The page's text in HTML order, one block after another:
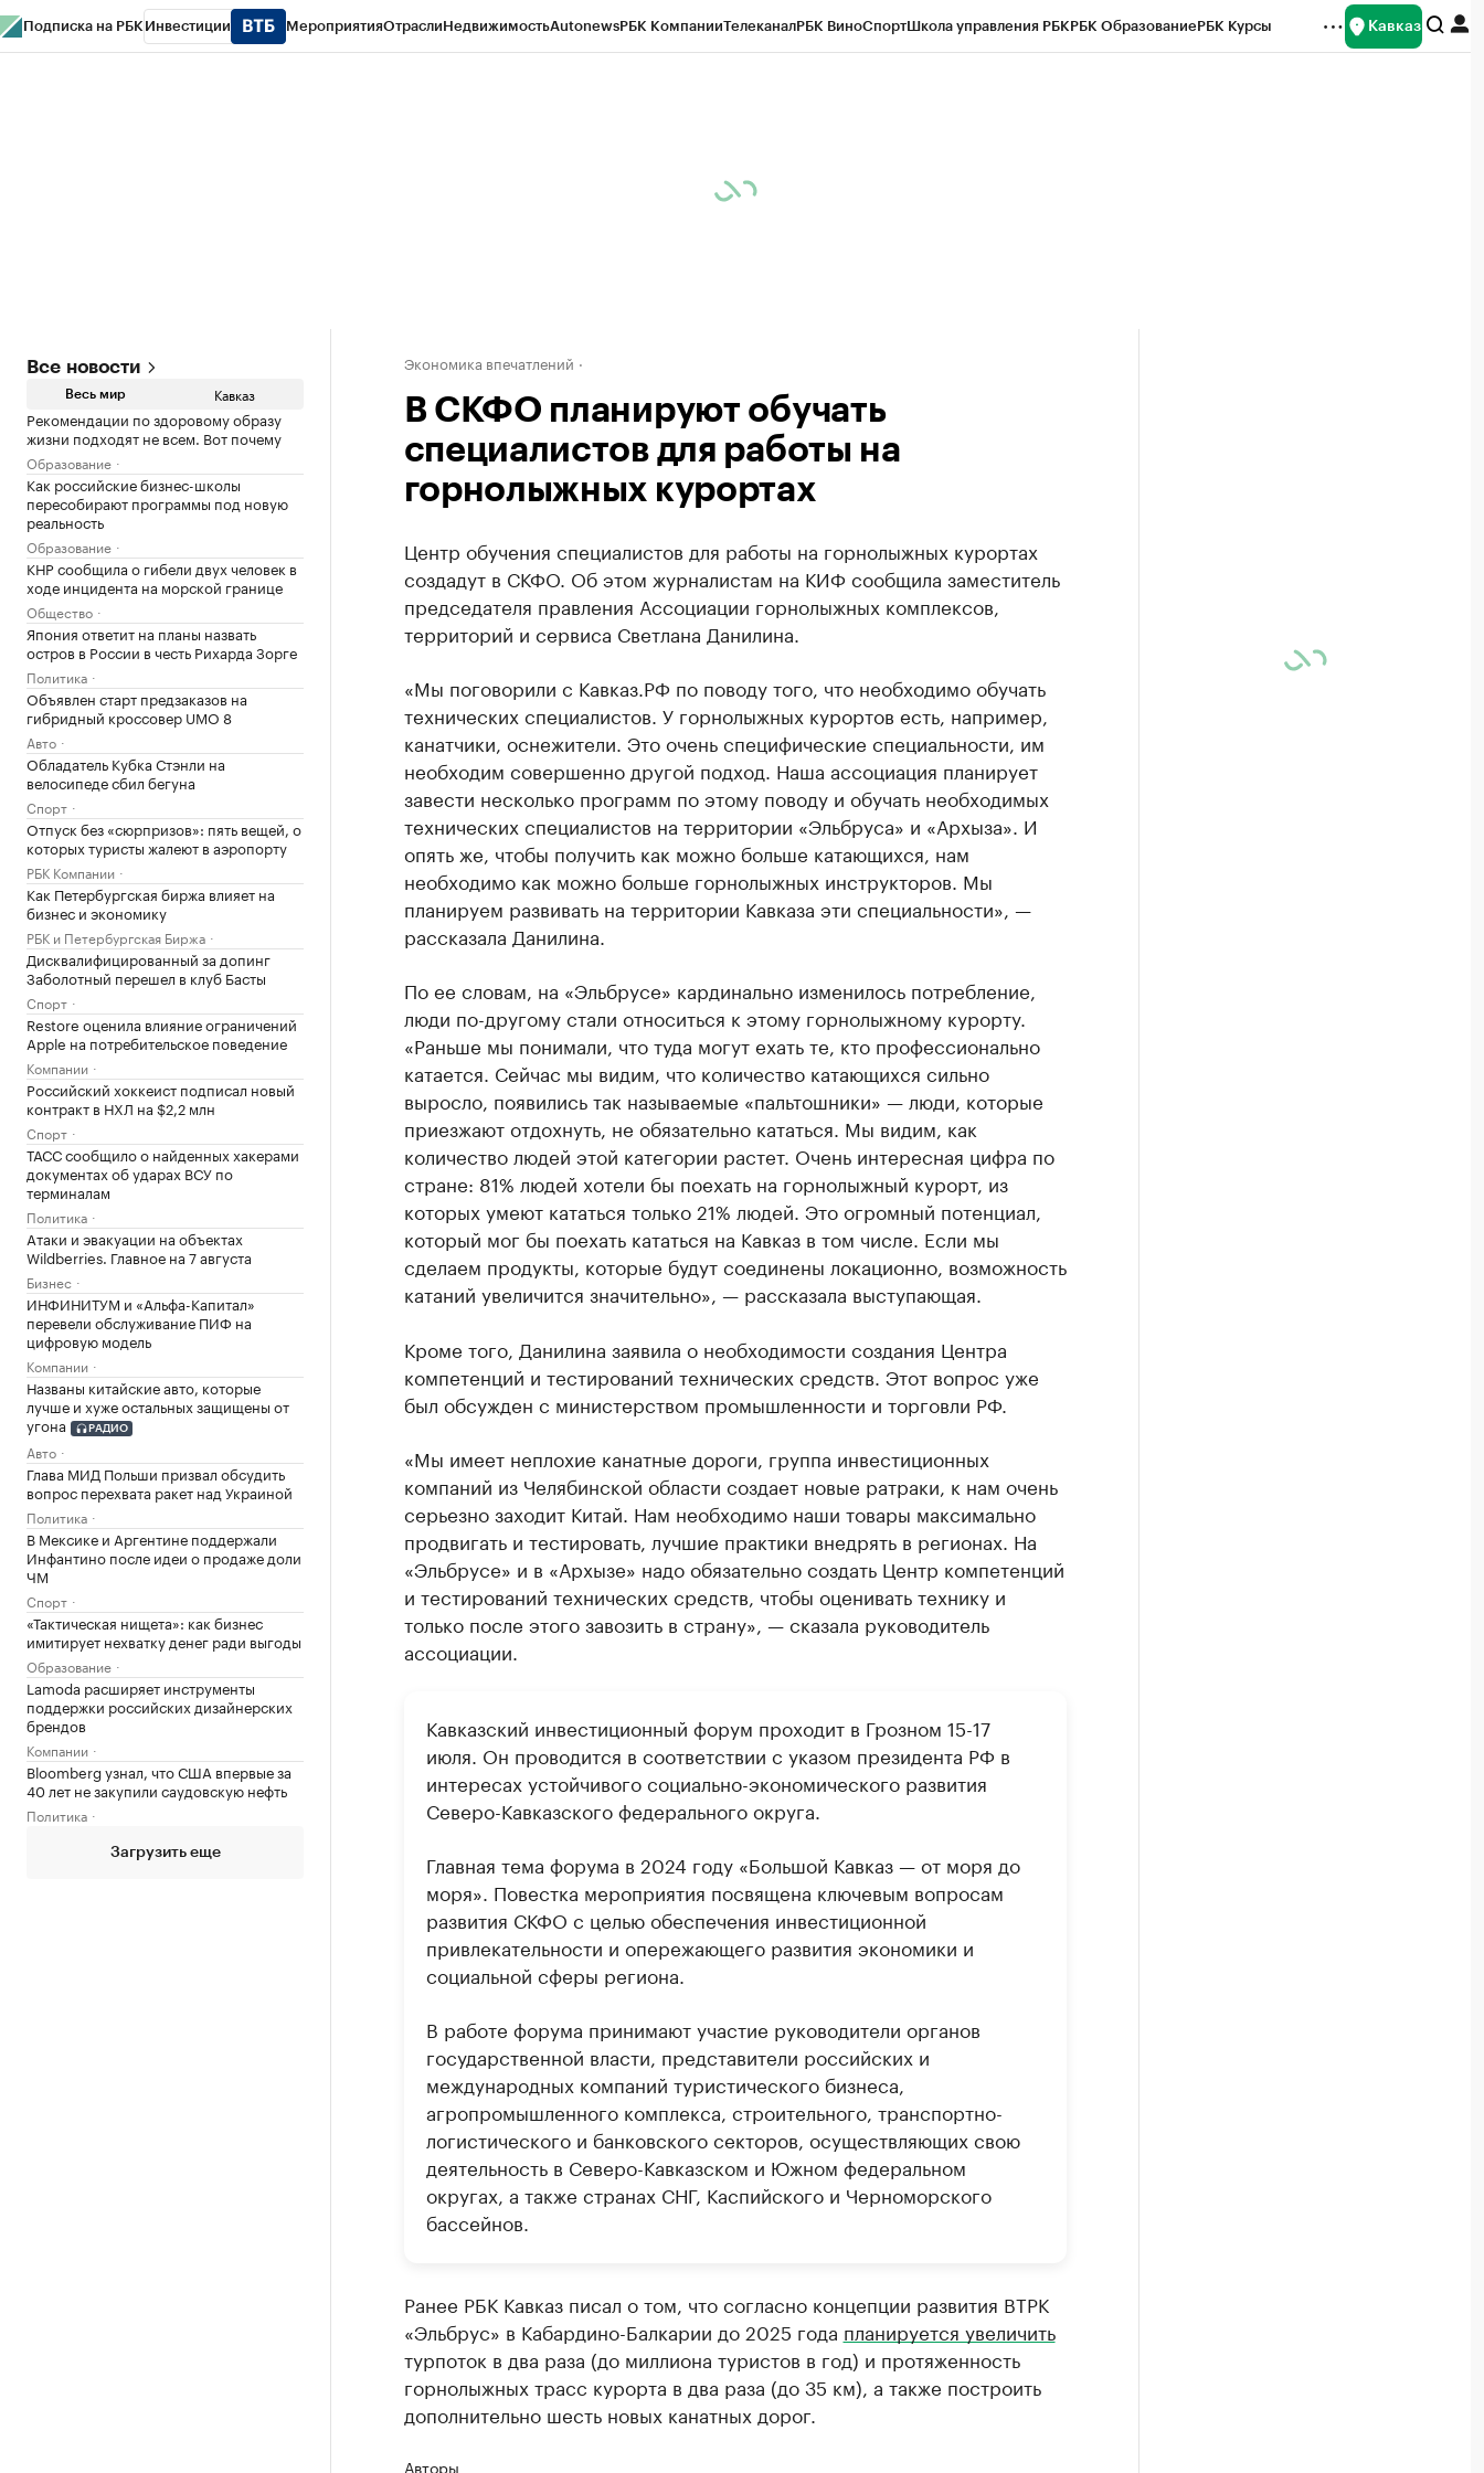
Подписка на РБК Инвестиции МероприятияОтраслиНедвижимостьAutonewsРБК КомпанииТелеканалРБК ВиноСпортШкола управления РБКРБК ОбразованиеРБК Курсы Кавказ
Все новости
Весь мир Кавказ
Рекомендации по здоровому образу
жизни подходят не всем. Вот почему
Образование
Как российские бизнес-школы
пересобирают программы под новую
реальность
Образование
КНР сообщила о гибели двух человек в
ходе инцидента на морской границе
Общество
Япония ответит на планы назвать
остров в России в честь Рихарда Зорге
Политика
Объявлен старт предзаказов на
гибридный кроссовер UMO 8
Авто
Обладатель Кубка Стэнли на
велосипеде сбил бегуна
Спорт
Отпуск без «сюрпризов»: пять вещей, о
которых туристы жалеют в аэропорту
РБК Компании
Как Петербургская биржа влияет на
бизнес и экономику
РБК и Петербургская Биржа
Дисквалифицированный за допинг
Заболотный перешел в клуб Басты
Спорт
Restore оценила влияние ограничений
Apple на потребительское поведение
Компании
Российский хоккеист подписал новый
контракт в НХЛ на $2,2 млн
Спорт
ТАСС сообщило о найденных хакерами
документах об ударах ВСУ по
терминалам
Политика
Атаки и эвакуации на объектах
Wildberries. Главное на 7 августа
Бизнес
ИНФИНИТУМ и «Альфа-Капитал»
перевели обслуживание ПИФ на
цифровую модель
Компании
Названы китайские авто, которые
лучше и хуже остальных защищены от
угона
РАДИО
Авто
Глава МИД Польши призвал обсудить
вопрос перехвата ракет над Украиной
Политика
В Мексике и Аргентине поддержали
Инфантино после идеи о продаже доли
ЧМ
Спорт
«Тактическая нищета»: как бизнес
имитирует нехватку денег ради выгоды
Образование
Lamoda расширяет инструменты
поддержки российских дизайнерских
брендов
Компании
Bloomberg узнал, что США впервые за
40 лет не закупили саудовскую нефть
Политика
Загрузить еще
Экономика впечатлений
В СКФО планируют обучать
специалистов для работы на
горнолыжных курортах
Центр обучения специалистов для работы на горнолыжных курортах
создадут в СКФО. Об этом журналистам на КИФ сообщила заместитель
председателя правления Ассоциации горнолыжных комплексов,
территорий и сервиса Светлана Данилина.
«Мы поговорили с Кавказ.РФ по поводу того, что необходимо обучать
технических специалистов. У горнолыжных курортов есть, например,
канатчики, оснежители. Это очень специфические специальности, им
необходим совершенно другой подход. Наша ассоциация планирует
завести несколько программ по этому поводу и обучать необходимых
технических специалистов на территории «Эльбруса» и «Архыза». И
опять же, чтобы получить как можно больше катающихся, нам
необходимо как можно больше горнолыжных инструкторов. Мы
планируем развивать на территории Кавказа эти специальности», —
рассказала Данилина.
По ее словам, на «Эльбрусе» кардинально изменилось потребление,
люди по-другому стали относиться к этому горнолыжному курорту.
«Раньше мы понимали, что туда могут ехать те, кто профессионально
катается. Сейчас мы видим, что количество катающихся сильно
выросло, появились так называемые «пальтошники» — люди, которые
приезжают отдохнуть, не обязательно кататься. Мы видим, как
количество людей этой категории растет. Очень интересная цифра по
стране: 81% людей хотели бы поехать на горнолыжный курорт, из
которых умеют кататься только 21% людей. Это огромный потенциал,
который мог бы поехать кататься на Кавказ в том числе. Если мы
сделаем продукты, которые будут соединены локационно, возможность
катаний увеличится значительно», — рассказала выступающая.
Кроме того, Данилина заявила о необходимости создания Центра
компетенций и тестирований технических средств. Этот вопрос уже
был обсужден с министерством промышленности и торговли РФ.
«Мы имеет неплохие канатные дороги, группа инвестиционных
компаний из Челябинской области создает новые ратраки, к нам очень
серьезно заходит Китай. Нам необходимо наши товары максимально
продвигать и тестировать, лучшие практики внедрять в регионах. На
«Эльбрусе» и в «Архызе» надо обязательно создать Центр компетенций
и тестирований технических средств, чтобы оценивать технику и
только после этого завозить в страну», — сказала руководитель
ассоциации.
Кавказский инвестиционный форум проходит в Грозном 15-17
июля. Он проводится в соответствии с указом президента РФ в
интересах устойчивого социально-экономического развития
Северо-Кавказского федерального округа.
Главная тема форума в 2024 году «Большой Кавказ — от моря до
моря». Повестка мероприятия посвящена ключевым вопросам
развития СКФО с целью обеспечения инвестиционной
привлекательности и опережающего развития экономики и
социальной сферы региона.
В работе форума принимают участие руководители органов
государственной власти, представители российских и
международных компаний туристического бизнеса,
агропромышленного комплекса, строительного, транспортно-
логистического и банковского секторов, осуществляющих свою
деятельность в Северо-Кавказском и Южном федеральном
округах, а также странах СНГ, Каспийского и Черноморского
бассейнов.
Ранее РБК Кавказ писал о том, что согласно концепции развития ВТРК
«Эльбрус» в Кабардино-Балкарии до 2025 года планируется увеличить
турпоток в два раза (до миллиона туристов в год) и протяженность
горнолыжных трасс курорта в два раза (до 35 км), а также построить
дополнительно шесть новых канатных дорог.
Авторы